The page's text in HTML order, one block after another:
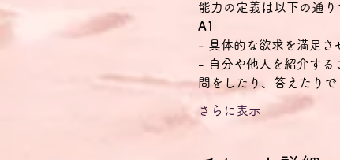
能力の定義は以下の通り
A1
- 具体的な欲求を満足さ
- 自分や他人を紹介する
問をしたり、答えたりで
さらに表示